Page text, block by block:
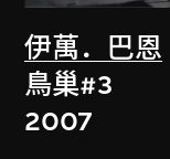
伊萬．巴恩
鳥巢#3
2007